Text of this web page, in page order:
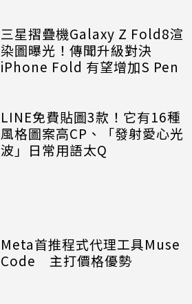
三星摺疊機Galaxy Z Fold8渲
染圖曝光！傳聞升級對決
iPhone Fold 有望增加S Pen
LINE免費貼圖3款！它有16種
風格圖案高CP、「發射愛心光
波」日常用語太Q
Meta首推程式代理工具Muse
Code 主打價格優勢